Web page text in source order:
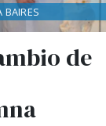
de
BAIRES